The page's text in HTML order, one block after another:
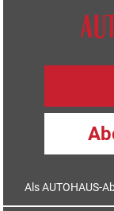
Als AUTOHAUS-